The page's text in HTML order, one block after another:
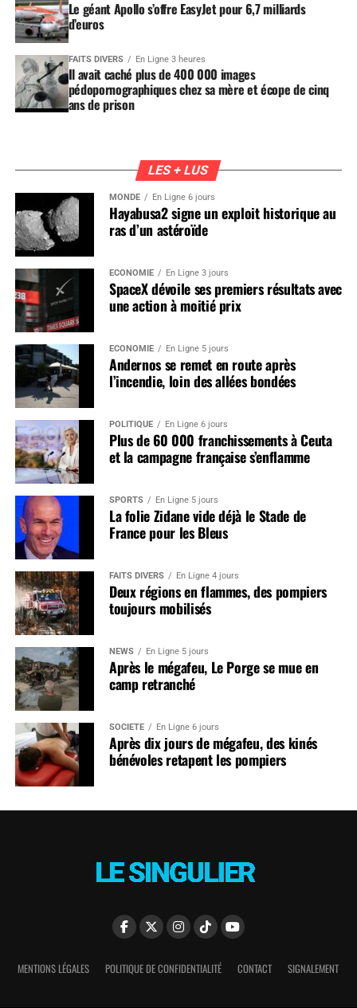
Le géant Apollo s’offre EasyJet pour 6,7 milliards
d’euros
FAITS DIVERS En Ligne 3 heures
Il avait caché plus de 400 000 images
pédopornographiques chez sa mère et écope de cinq
ans de prison
LES + LUS
MONDE En Ligne 6 jours
Hayabusa2 signe un exploit historique au
ras d’un astéroïde
ÉCONOMIE En Ligne 3 jours
SpaceX dévoile ses premiers résultats avec
une action à moitié prix
ÉCONOMIE En Ligne 5 jours
Andernos se remet en route après
l’incendie, loin des allées bondées
POLITIQUE En Ligne 6 jours
Plus de 60 000 franchissements à Ceuta
et la campagne française s’enflamme
SPORTS En Ligne 5 jours
La folie Zidane vide déjà le Stade de
France pour les Bleus
FAITS DIVERS En Ligne 4 jours
Deux régions en flammes, des pompiers
toujours mobilisés
NEWS En Ligne 5 jours
Après le mégafeu, Le Porge se mue en
camp retranché
SOCIÉTÉ En Ligne 6 jours
Après dix jours de mégafeu, des kinés
bénévoles retapent les pompiers
MENTIONS LÉGALES POLITIQUE DE CONFIDENTIALITÉ CONTACT SIGNALEMENT